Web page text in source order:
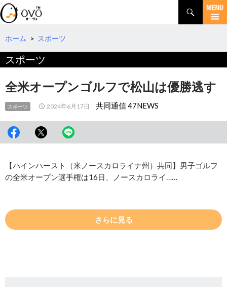
検
索
コ
テ
へ
動
ホーム > スポーツ
スポーツ
全米オープンゴルフで松山は優勝逃す
スポーツ 2024年6月17日 共同通信 47NEWS
【パインハースト（米ノースカロライナ州）共同】男子ゴルフ
の全米オープン選手権は16日、ノースカロライ……
さらに見る